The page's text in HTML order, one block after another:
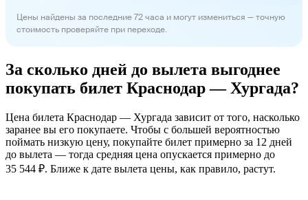
Цены найдены за последние 72 часа и могут измениться — точную
стоимость проверяйте при переходе.
За сколько дней до вылета выгоднее
покупать билет Краснодар — Хургада?
Цена билета Краснодар — Хургада зависит от того, насколько
заранее вы его покупаете. Чтобы с большей вероятностью
поймать низкую цену, покупайте билет примерно за 12 дней
до вылета — тогда средняя цена опускается примерно до
35 544 ₽. Ближе к дате вылета цены, как правило, растут.